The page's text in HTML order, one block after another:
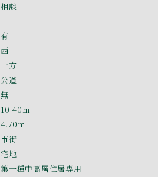
相談
有
西
一方
公道
無
10.40ｍ
4.70ｍ
市街
宅地
第一種中高層住居専用